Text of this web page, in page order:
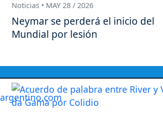
Noticias • MAY 28 / 2026
Neymar se perderá el inicio del
Mundial por lesión